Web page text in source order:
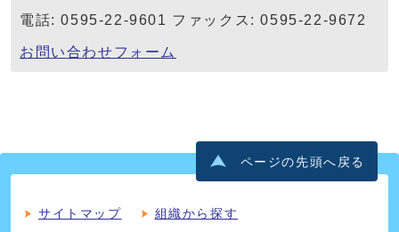
電話: 0595-22-9601 ファックス: 0595-22-9672
お問い合わせフォーム
ページの先頭へ戻る
サイトマップ 組織から探す